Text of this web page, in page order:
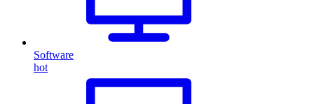
Software
hot